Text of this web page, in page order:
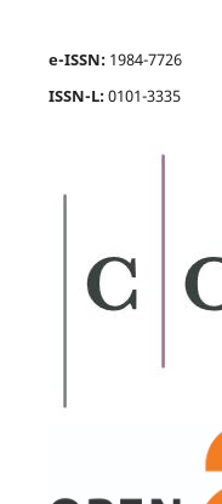
e-ISSN: 1984-7726
ISSN-L:0101-3335